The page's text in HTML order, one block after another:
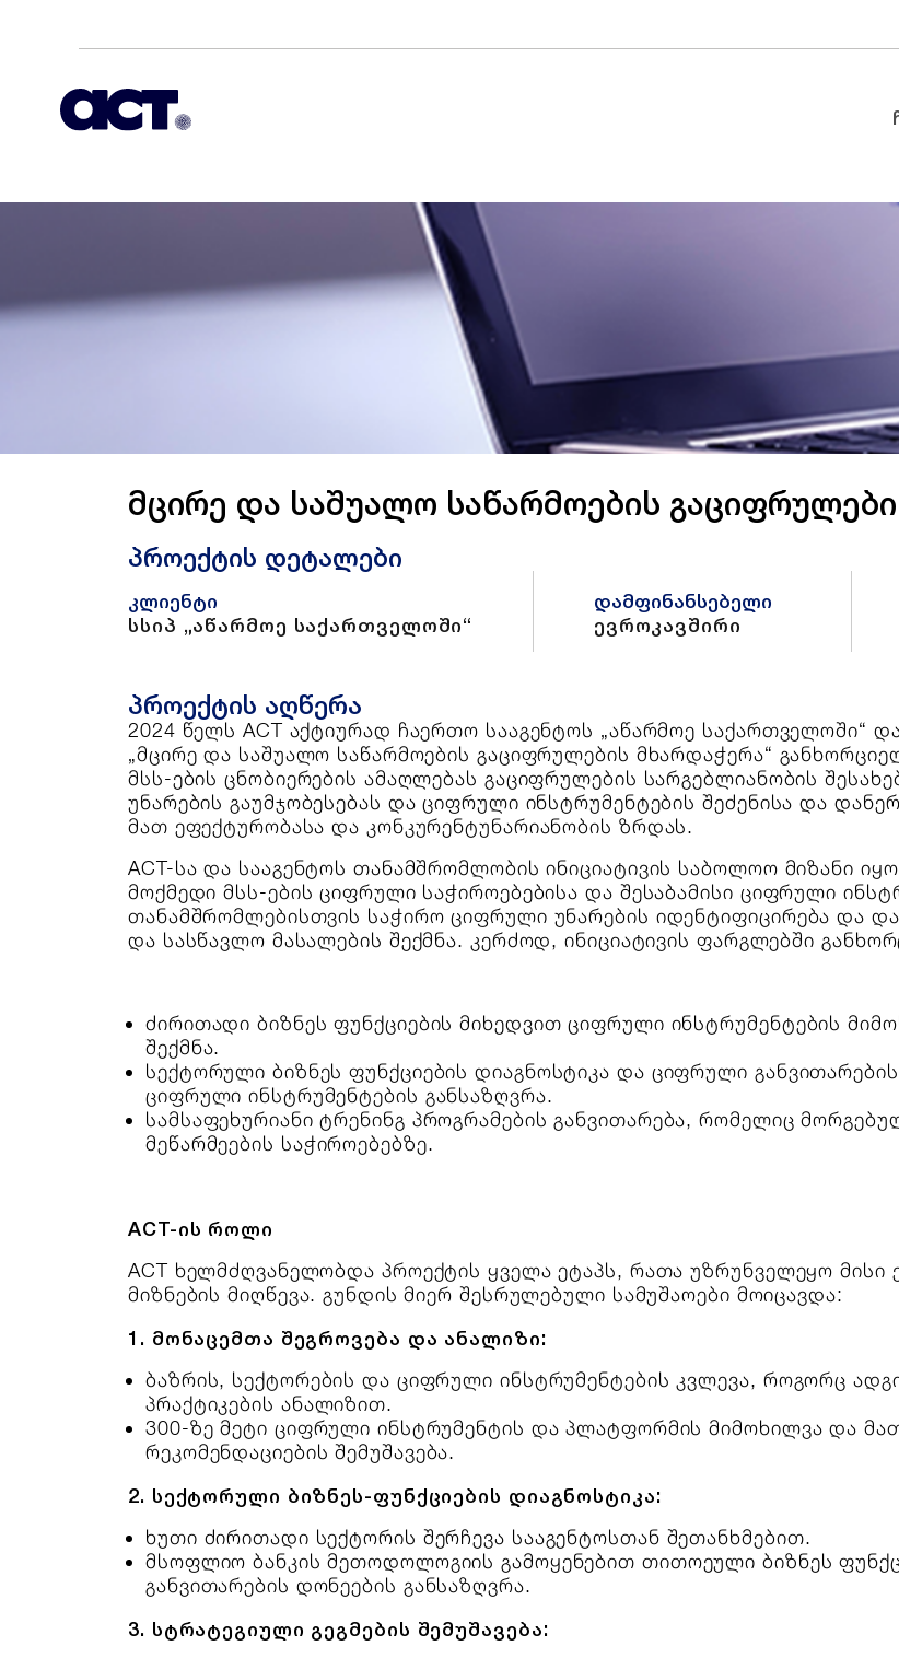
მცირე და საშუალო საწარმოების
პროექტის დეტალები
კლიენტი
სსიპ „აწარმოე საქართველოში“
დამფინანსებელი
ევროკავშირი
პროექტის აღწერა
2024 წელს ACT აქტიურად ჩაერთო სააგენტოს „აწარმოე საქართველოში“
„მცირე და საშუალო საწარმოების გაციფრულების მხარდაჭერა“
მსს-ების ცნობიერების ამაღლებას გაციფრულების სარგებლიანობის
უნარების გაუმჯობესებას და ციფრული ინსტრუმენტების შეძენისა და
მათ ეფექტურობასა და კონკურენტუნარიანობის ზრდას.
ACT-სა და სააგენტოს თანამშრომლობის ინიციატივის საბოლოო მიზანი
მოქმედი მსს-ების ციფრული საჭიროებებისა და შესაბამისი ციფრული
თანამშრომლებისთვის საჭირო ციფრული უნარების იდენტიფიცირება და და
და სასწავლო მასალების შექმნა. კერძოდ, ინიციატივის ფარგლებში
ძირითადი ბიზნეს ფუნქციების მიხედვით ციფრული ინსტრუმენტების
შექმნა.
სექტორული ბიზნეს ფუნქციების დიაგნოსტიკა და ციფრული
ციფრული ინსტრუმენტების განსაზღვრა.
სამსაფეხურიანი ტრენინგ პროგრამების განვითარება, რომელიც
მეწარმეების საჭიროებებზე.
ACT-ის როლი
ACT ხელმძღვანელობდა პროექტის ყველა ეტაპს, რათა უზრუნველეყო მისი
მიზნების მიღწევა. გუნდის მიერ შესრულებული სამუშაოები მოიცავდა:
1. მონაცემთა შეგროვება და ანალიზი:
ბაზრის, სექტორების და ციფრული ინსტრუმენტების კვლევა, როგორც
პრაქტიკების ანალიზით.
300-ზე მეტი ციფრული ინსტრუმენტის და პლატფორმის მიმოხილვა და
რეკომენდაციების შემუშავება.
2. სექტორული ბიზნეს-ფუნქციების დიაგნოსტიკა:
ხუთი ძირითადი სექტორის შერჩევა სააგენტოსთან შეთანხმებით.
მსოფლიო ბანკის მეთოდოლოგიის გამოყენებით თითოეული ბიზნეს
განვითარების დონეების განსაზღვრა.
3. სტრატეგიული გეგმების შემუშავება: